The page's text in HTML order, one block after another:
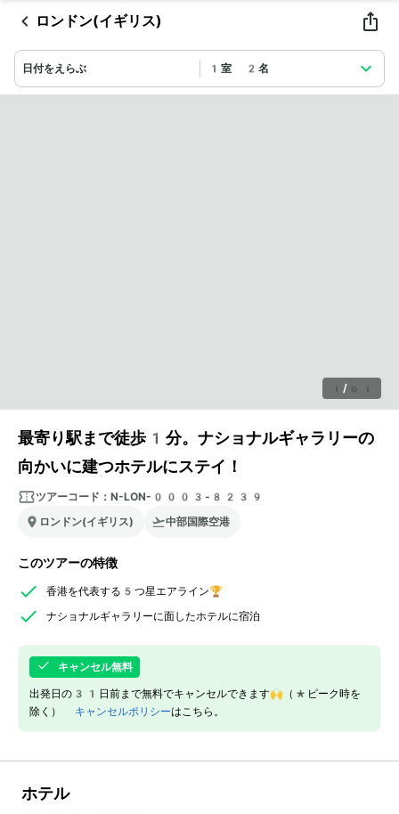
ロンドン(イギリス)
日付をえらぶ 1室 2名
1 / 61
最寄り駅まで徒歩1分。ナショナルギャラリーの
向かいに建つホテルにステイ！
ツアーコード： N-LON-0003-8239
ロンドン(イギリス)
中部国際空港
このツアーの特徴
香港を代表する5つ星エアライン🏆
ナショナルギャラリーに面したホテルに宿泊
キャンセル無料
出発日の31日前まで無料でキャンセルできます🙌（*ピーク時を
除く） キャンセルポリシーはこちら。
ホテル